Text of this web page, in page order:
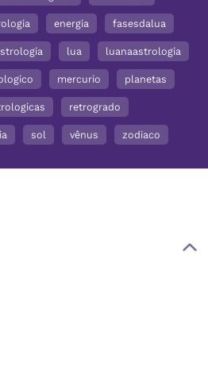
energia fasesdalua
lua luanaastrologia
mercurio planetas
retrogrado
sol vênus zodiaco